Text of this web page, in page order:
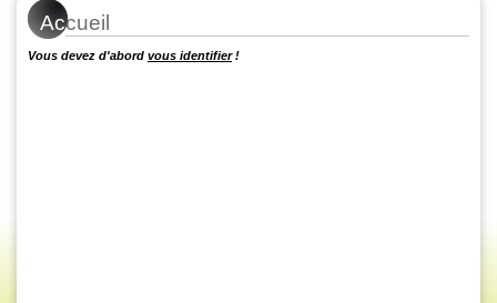
Accueil
Vous devez d'abord vous identifier!